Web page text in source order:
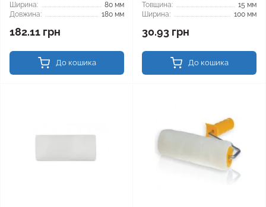
Ширина:
80 мм
Довжина:
180 мм
182.11 грн
До кошика
Товщина:
15 мм
Ширина:
100 мм
30.93 грн
До кошика